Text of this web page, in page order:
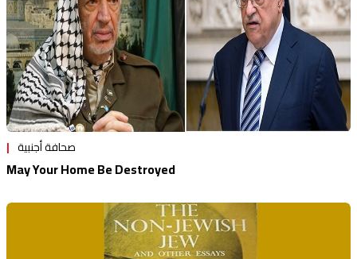
صحافة أجنبية
May Your Home Be Destroyed